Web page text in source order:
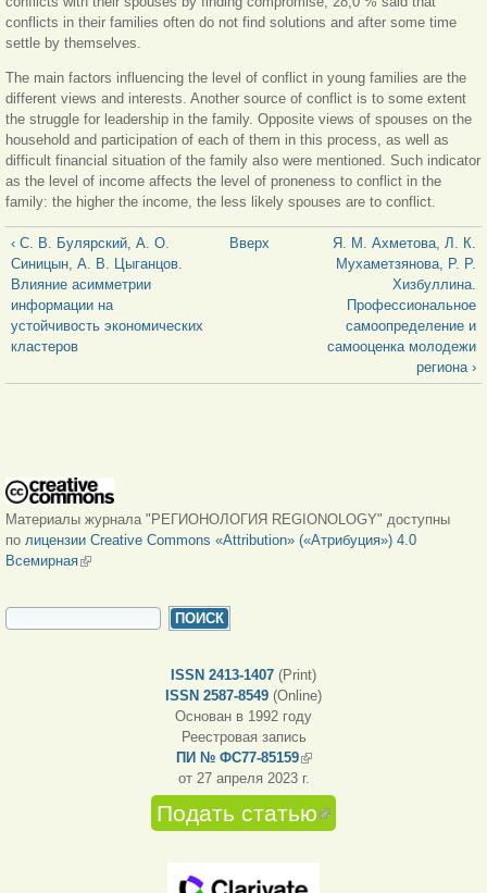
conflicts in their families often do not find solutions and after some time
settle by themselves.
The main factors influencing the level of conflict in young families are the
different views and interests. Another source of conflict is to some extent
the struggle for leadership in the family. Opposite views of spouses on the
household and participation of each of them in this process, as well as
difficult financial situation of the family also were mentioned. Such indicator
as the level of income affects the level of proneness to conflict in the
family: the higher the income, the less likely spouses are to conflict.
‹ С. В. Булярский, А. О.
Синицын, А. В. Цыганцов.
Влияние асимметрии
информации на
устойчивость экономических
кластеров
Вверх
Я. М. Ахметова, Л. К.
Мухаметзянова, Р. Р.
Хизбуллина.
Профессиональное
самоопределение и
самооценка молодежи
региона ›
Материалы журнала "РЕГИОНОЛОГИЯ REGIONOLOGY" доступны
по лицензии Creative Commons «Attribution» («Атрибуция») 4.0
Всемирная(внешняя ссылка)
ФОРМА ПОИСКА
ISSN 2413-1407 (Print)
ISSN 2587-8549 (Online)
Основан в 1992 году
Реестровая запись
ПИ № ФС77-85159(внешняя ссылка)
от 27 апреля 2023 г.
Подать статью